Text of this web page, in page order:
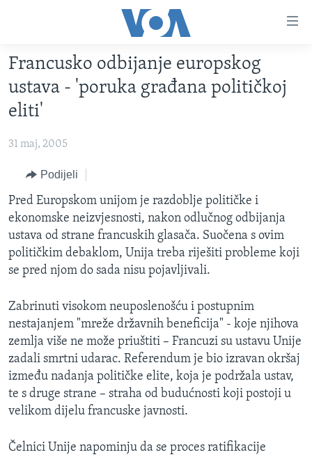
glavni
sadržaj
Pređi
na
glavnu
navigaciju
pretragu
VIDEO
VIJESTI
SJEDINJENE AMERIČKE DRŽAVE
BOSNA I HERCEGOVINA
SVIJET
NAUKA I TEHNOLOGIJA
SPECIJALNI PROJEKTI
KORUPCIJA
SLOBODA MEDIJA
ŽENSKA STRANA
IZBJEGLIČKA STRANA
MAGAZIN
O GLASU AMERIKE
Learning English
Francusko odbijanje europskog
ustava - 'poruka građana političkoj
eliti'
31 maj, 2005
Podijeli
Pred Europskom unijom je razdoblje političke i
ekonomske neizvjesnosti, nakon odlučnog odbijanja
ustava od strane francuskih glasača. Suočena s ovim
političkim debaklom, Unija treba riješiti probleme koji
se pred njom do sada nisu pojavljivali.
Zabrinuti visokom neuposlenošću i postupnim
nestajanjem "mreže državnih beneficija" - koje njihova
zemlja više ne može priuštiti – Francuzi su ustavu Unije
zadali smrtni udarac. Referendum je bio izravan okršaj
između nadanja političke elite, koja je podržala ustav,
te s druge strane – straha od budućnosti koji postoji u
velikom dijelu francuske javnosti.
Čelnici Unije napominju da se proces ratifikacije